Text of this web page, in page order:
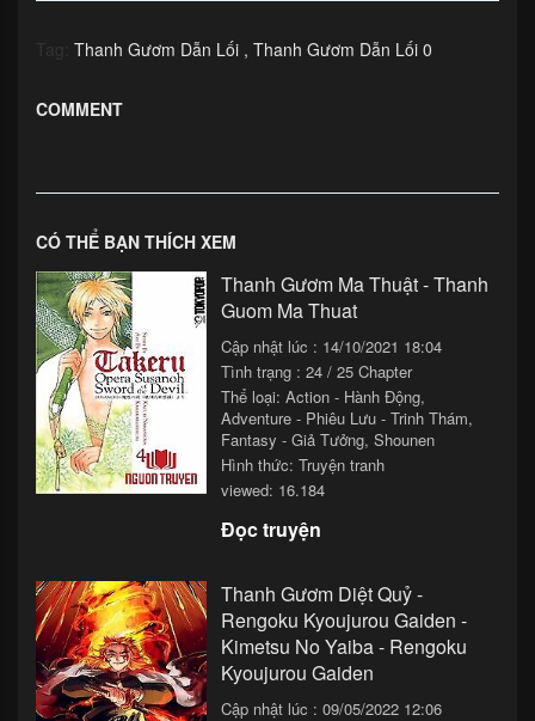
Chapter 28
Chapter 25
Chapter 24
02/12/2025 20:00
Chapter 23
02/12/2025 20:00
Chapter 22
02/12/2025 20:00
Chapter 3
02/12/2025 20:00
Chapter 2
02/12/2025 20:00
Thanh Gươm Dẫn Lối Thanh Gươm Dẫn Lối 0
COMMENT
CÓ THỂ BẠN THÍCH XEM
Thanh Gươm Ma Thuật - Thanh
Guom Ma Thuat
Cập nhật lúc : 14/10/2021 18:04
Tình trạng : 24 / 25 Chapter
Thể loại: Action - Hành Động,
Adventure - Phiêu Lưu - Trinh Thám,
Fantasy - Giả Tưởng, Shounen
Hình thức: Truyện tranh
viewed: 16.184
Đọc truyện
Thanh Gươm Diệt Quỷ -
Rengoku Kyoujurou Gaiden -
Kimetsu No Yaiba - Rengoku
Kyoujurou Gaiden
Cập nhật lúc : 09/05/2022 12:06